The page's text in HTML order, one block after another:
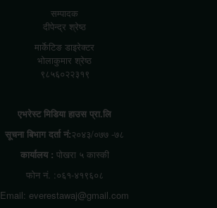
सम्पादक
दीपेन्द्र श्रेष्ठ
मार्केटिङ डाइरेक्टर
भोलाकुमार श्रेष्ठ
९८५६०२२३१९
एभरेस्ट मिडिया हाउस प्रा.लि
सूचना बिभाग दर्ता नं:२०४३/०७७ -७८
कार्यालय : पोखरा ५ कास्की
फोन नं. :०६१-४१९६०८
Email: everestawaj@gmail.com